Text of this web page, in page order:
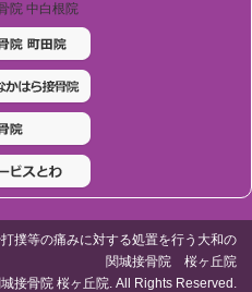
撲等の痛みに対する処置を行う大和の
関城接骨院 桜ヶ丘院
接骨院 桜ヶ丘院. All Rights Reserved.